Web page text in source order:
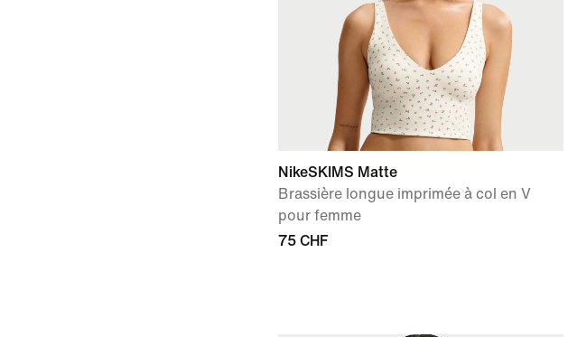
NikeSKIMS Matte
Brassière longue imprimée à col en V
pour femme
75 CHF